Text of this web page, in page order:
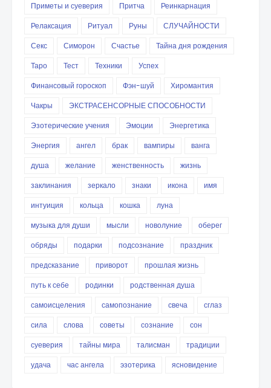
Приметы и суеверия
Притча
Реинкарнация
Релаксация
Ритуал Руны
СЛУЧАЙНОСТИ
Секс
Симорон Счастье
Тайна дня рождения
Таро
Тест Техники
Успех
Финансовый гороскоп
Фэн-шуй
Хиромантия
Чакры
ЭКСТРАСЕНСОРНЫЕ СПОСОБНОСТИ
Эзотерические учения
Эмоции
Энергетика
Энергия
ангел брак вампиры
ванга
душа
желание женственность
жизнь
заклинания
зеркало знаки икона
имя
интуиция
кольца кошка
луна
музыка для души
мысли новолуние
оберег
обряды
подарки подсознание
праздник
предсказание
приворот
прошлая жизнь
путь к себе
родинки
родственная душа
самоисцеления
самопознание свеча
сглаз
сила
слова советы сознание
сон
суеверия
тайны мира талисман
традиции
удача
час ангела эзотерика ясновидение